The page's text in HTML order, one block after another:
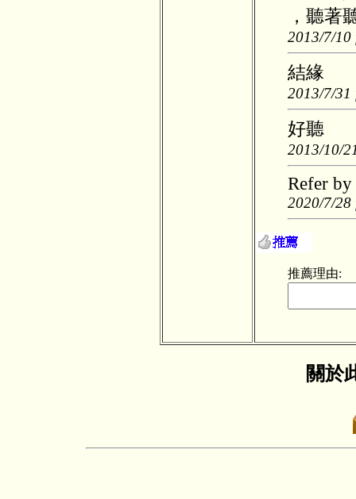
，聽著
2013/7/10
結緣
2013/7/31
好聽
2013/10/
Refer
2020/7/28
推薦理由:
關於